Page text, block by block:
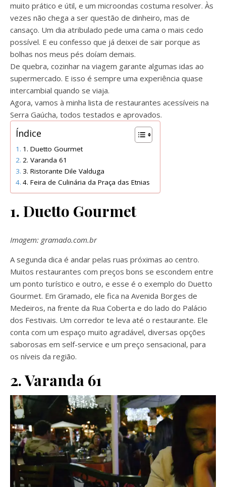
muito prático e útil, e um microondas costuma resolver. Às
vezes não chega a ser questão de dinheiro, mas de
cansaço. Um dia atribulado pede uma cama o mais cedo
possível. E eu confesso que já deixei de sair porque as
bolhas nos meus pés doíam demais.
De quebra, cozinhar na viagem garante algumas idas ao
supermercado. E isso é sempre uma experiência quase
intercambial quando se viaja.
Agora, vamos à minha lista de restaurantes acessíveis na
Serra Gaúcha, todos testados e aprovados.
Índice
1. Duetto Gourmet
2. Varanda 61
3. Ristorante Dile Valduga
4. Feira de Culinária da Praça das Etnias
1. Duetto Gourmet
Imagem: gramado.com.br
A segunda dica é andar pelas ruas próximas ao centro.
Muitos restaurantes com preços bons se escondem entre
um ponto turístico e outro, e esse é o exemplo do Duetto
Gourmet. Em Gramado, ele fica na Avenida Borges de
Medeiros, na frente da Rua Coberta e do lado do Palácio
dos Festivais. Um corredor te leva até o restaurante. Ele
conta com um espaço muito agradável, diversas opções
saborosas em self-service e um preço sensacional, para
os níveis da região.
2. Varanda 61